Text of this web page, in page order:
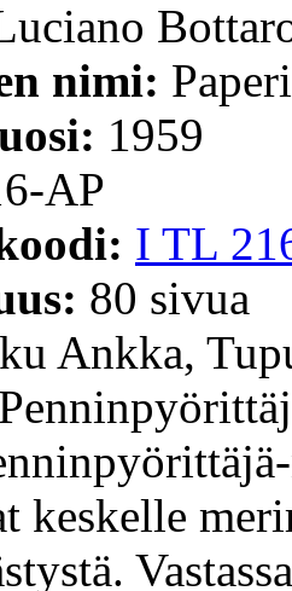
nimi:
1959
AP
I TL
80 sivua
Ankka,
keskelle